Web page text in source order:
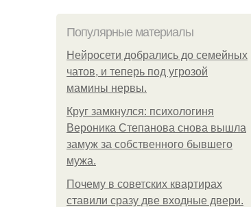
Популярные материалы
Нейросети добрались до семейных
чатов, и теперь под угрозой
мамины нервы.
Круг замкнулся: психологиня
Вероника Степанова снова вышла
замуж за собственного бывшего
мужа.
Почему в советских квартирах
ставили сразу две входные двери.